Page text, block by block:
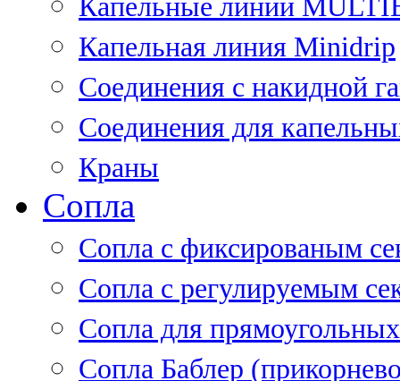
Капельные линии
Капельная линия Minidrip
Соединения с накидной
Соединения для
Краны
Сопла
Cопла с фиксированым
Сопла с регулируемым
Сопла для
Сопла Баблер